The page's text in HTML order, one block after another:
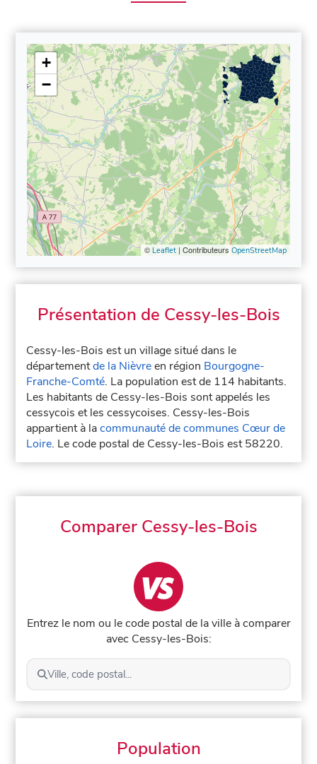
+
−
© Leaflet| Contributeurs OpenStreetMap
Présentation de Cessy-les-Bois
Cessy-les-Bois est un village situé dans le
départementde la Nièvreen région Bourgogne-
Franche-Comté. La population est de 114 habitants.
Les habitants de Cessy-les-Bois sont appelés les
cessycois et les cessycoises. Cessy-les-Bois
appartient à lacommunauté de communes Cœur de
Loire. Le code postal de Cessy-les-Bois est 58220.
Comparer Cessy-les-Bois
Entrez le nom ou le code postal de la ville à comparer
avec Cessy-les-Bois:
Ville, code postal...
Population